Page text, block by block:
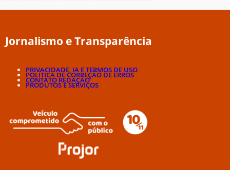
Jornalismo e Transparência
PRIVACIDADE, IA E TERMOS DE USO
POLÍTICA DE CORREÇÃO DE ERROS
CONTATO REDAÇÃO
PRODUTOS E SERVIÇOS